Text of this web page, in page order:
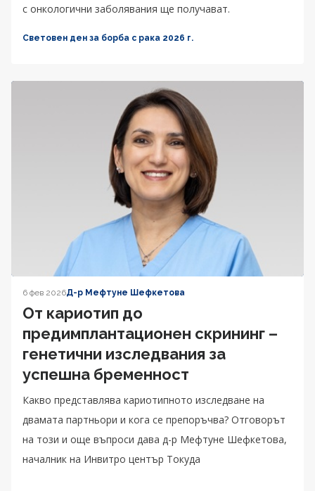
с онкологични заболявания ще получават.
Световен ден за борба с рака 2026 г.
6 фев 2026Д-р Мефтуне Шефкетова
От кариотип до
предимплантационен скрининг –
генетични изследвания за
успешна бременност
Какво представлява кариотипното изследване на
двамата партньори и кога се препоръчва? Отговорът
на този и още въпроси дава д-р Мефтуне Шефкетова,
началник на Инвитро център Токуда